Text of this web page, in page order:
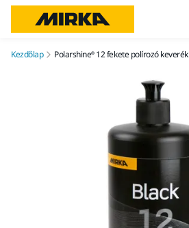
Kezdőlap Polarshine® 12 fekete polírozó keverék